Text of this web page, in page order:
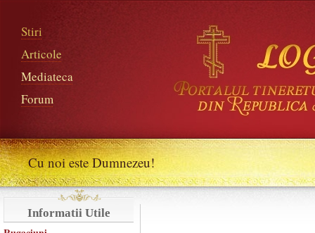
Stiri
Articole
Mediateca
Forum
Cu noi este Dumnezeu!
Informatii Utile